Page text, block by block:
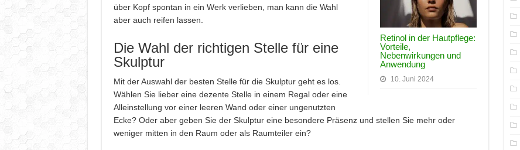
Retinol in der Hautpflege:
Vorteile,
Nebenwirkungen und
Anwendung
10. Juni 2024
über Kopf spontan in ein Werk verlieben, man kann die Wahl
aber auch reifen lassen.
Die Wahl der richtigen Stelle für eine
Skulptur
Mit der Auswahl der besten Stelle für die Skulptur geht es los.
Wählen Sie lieber eine dezente Stelle in einem Regal oder eine
Alleinstellung vor einer leeren Wand oder einer ungenutzten
Ecke? Oder aber geben Sie der Skulptur eine besondere Präsenz und stellen Sie mehr oder
weniger mitten in den Raum oder als Raumteiler ein?